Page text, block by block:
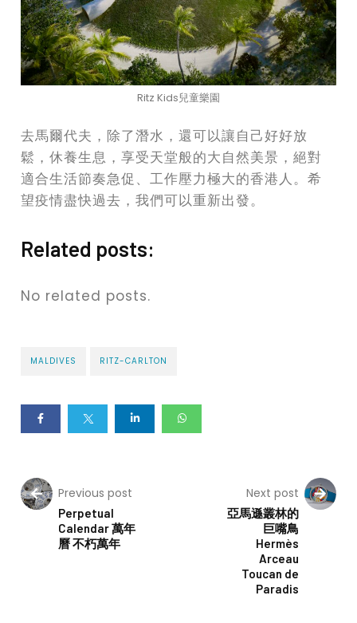
Ritz Kids兒童樂園
去馬爾代夫，除了潛水，還可以讓自己好好放
鬆，休養生息，享受天堂般的大自然美景，絕對
適合生活節奏急促、工作壓力極大的香港人。希
望疫情盡快過去，我們可以重新出發。
Related posts:
No related posts.
MALDIVES RITZ-CARLTON
Previous post
Perpetual
Calendar 萬年
曆 不朽萬年
Next post
亞馬遜叢林的
巨嘴鳥
Hermès
Arceau
Toucan de
Paradis